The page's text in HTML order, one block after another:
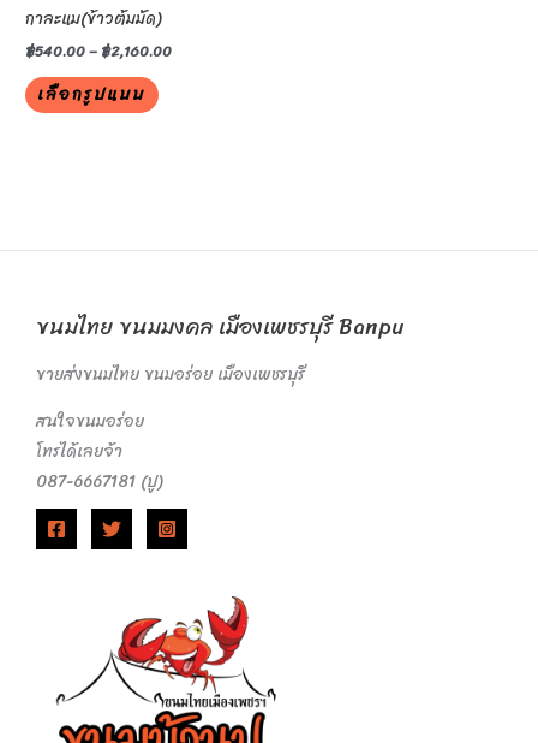
กาละแม(ข้าวต้มมัด)
฿540.00–฿2,160.00
เลือกรูปแบบ
chosen
on
product
ขนมไทย ขนมมงคล เมืองเพชรบุรี Banpu
ขายส่งขนมไทย ขนมอร่อย เมืองเพชรบุรี
สนใจขนมอร่อย
โทรได้เลยจ้า
087-6667181 (ปู)